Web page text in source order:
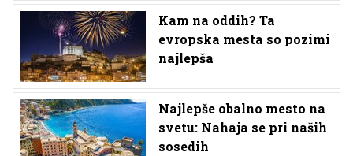
Kam na oddih? Ta
evropska mesta so pozimi
najlepša
Najlepše obalno mesto na
svetu: Nahaja se pri naših
sosedih